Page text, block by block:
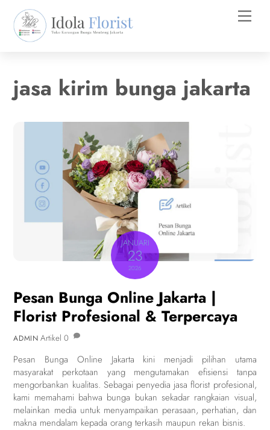
content
jasa kirim bunga jakarta
JANUARI
23
2026
Pesan Bunga Online Jakarta |
Florist Profesional & Terpercaya
ADMIN Artikel 0
Pesan Bunga Online Jakarta kini menjadi pilihan utama
masyarakat perkotaan yang mengutamakan efisiensi tanpa
mengorbankan kualitas. Sebagai penyedia jasa florist profesional,
kami memahami bahwa bunga bukan sekadar rangkaian visual,
melainkan media untuk menyampaikan perasaan, perhatian, dan
makna mendalam kepada orang terkasih maupun rekan bisnis.